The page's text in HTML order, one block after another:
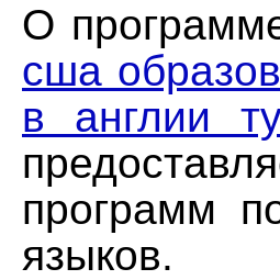
О
сша
в англии
программ
языков.